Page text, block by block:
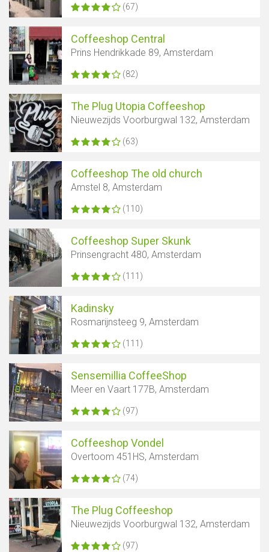
(67)
Coffeeshop Central
Prins Hendrikkade 89, Amsterdam
(82)
The Plug Utopia Coffeeshop
Nieuwezijds Voorburgwal 132, Amsterdam
(63)
Coffeeshop The old church
Amstel 8, Amsterdam
(110)
Coffeeshop Super Skunk
Prinsengracht 480, Amsterdam
(111)
Kadinsky
Rosmarijnsteeg 9, Amsterdam
(111)
Sensemillia CoffeeShop
Meer en Vaart 177B, Amsterdam
(97)
Coffeeshop Vondel
Overtoom 451HS, Amsterdam
(74)
The Plug Coffeeshop
Nieuwezijds Voorburgwal 132, Amsterdam
(97)